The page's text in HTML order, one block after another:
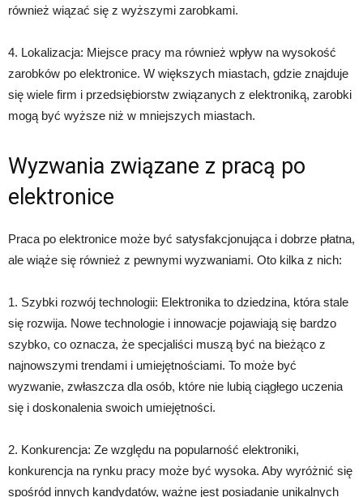
również wiązać się z wyższymi zarobkami.
4. Lokalizacja: Miejsce pracy ma również wpływ na wysokość
zarobków po elektronice. W większych miastach, gdzie znajduje
się wiele firm i przedsiębiorstw związanych z elektroniką, zarobki
mogą być wyższe niż w mniejszych miastach.
Wyzwania związane z pracą po
elektronice
Praca po elektronice może być satysfakcjonująca i dobrze płatna,
ale wiąże się również z pewnymi wyzwaniami. Oto kilka z nich:
1. Szybki rozwój technologii: Elektronika to dziedzina, która stale
się rozwija. Nowe technologie i innowacje pojawiają się bardzo
szybko, co oznacza, że specjaliści muszą być na bieżąco z
najnowszymi trendami i umiejętnościami. To może być
wyzwanie, zwłaszcza dla osób, które nie lubią ciągłego uczenia
się i doskonalenia swoich umiejętności.
2. Konkurencja: Ze względu na popularność elektroniki,
konkurencja na rynku pracy może być wysoka. Aby wyróżnić się
spośród innych kandydatów, ważne jest posiadanie unikalnych